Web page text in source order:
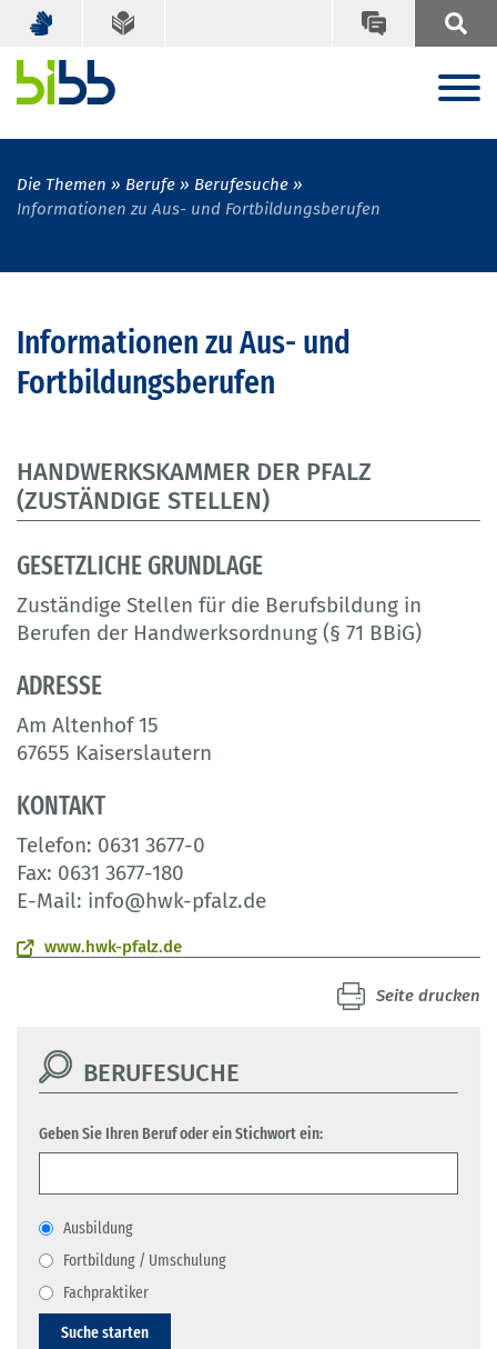
Die Themen Berufe
Berufesuche
Informationen zu Aus- und Fortbildungsberufen
Informationen zu Aus- und
Fortbildungsberufen
HANDWERKSKAMMER DER PFALZ
(ZUSTÄNDIGE STELLEN)
GESETZLICHE GRUNDLAGE
Zuständige Stellen für die Berufsbildung in
Berufen der Handwerksordnung (§ 71 BBiG)
ADRESSE
Am Altenhof 15
67655 Kaiserslautern
KONTAKT
Telefon: 0631 3677-0
Fax: 0631 3677-180
E-Mail: info@hwk-pfalz.de
www.hwk-pfalz.de
Seite drucken
BERUFESUCHE
Geben Sie Ihren Beruf oder ein Stichwort ein:
Ausbildung
Fortbildung / Umschulung
Fachpraktiker
Suche starten